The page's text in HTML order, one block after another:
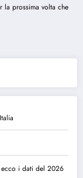
la prossima volta che
ecco i dati del 2026